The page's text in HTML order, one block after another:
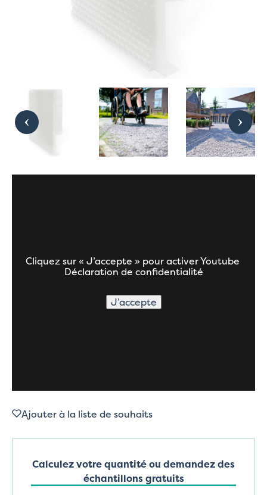
Cliquez sur « J’accepte » pour activer Youtube
Déclaration de confidentialité
J’accepte
Ajouter à la liste de souhaits
Calculez votre quantité ou demandez des
échantillons gratuits